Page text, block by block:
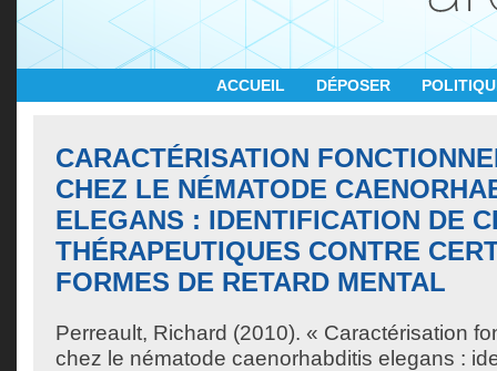
ACCUEIL DÉPOSER
CARACTÉRISATION
CHEZ LE NÉMATODE
ELEGANS : IDENTIFICATION DE
THÉRAPEUTIQUES CONTRE
FORMES DE RETARD MENTAL
Perreault, Richard (2010). « Caractérisation
chez le nématode caenorhabditis elegans :